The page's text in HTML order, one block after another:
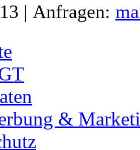
| Anfragen:
&